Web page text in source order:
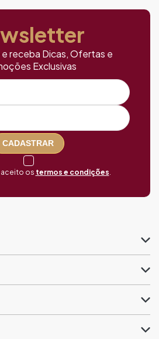
receba Dicas, Ofertas e
Exclusivas
CADASTRAR
aceito os termos e condições